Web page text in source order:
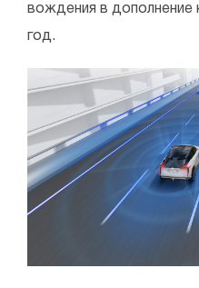
вождения в дополнение
год.